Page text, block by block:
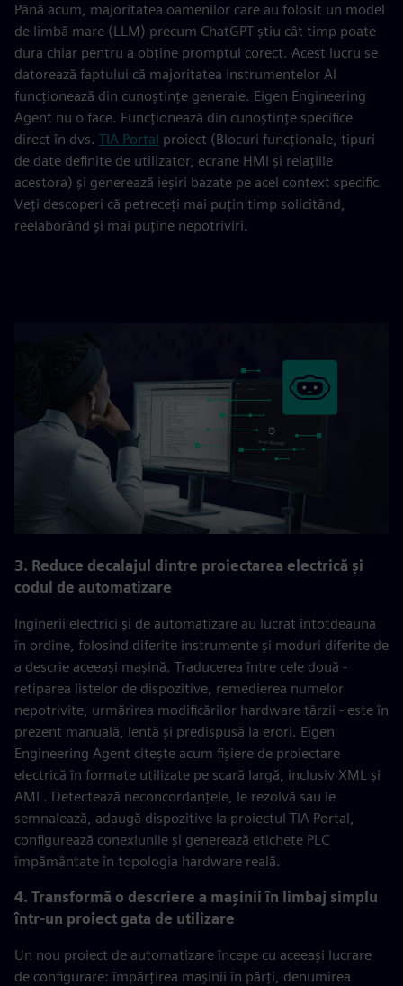
Până acum, majoritatea oamenilor care au folosit un model
de limbă mare (LLM) precum ChatGPT știu cât timp poate
dura chiar pentru a obține promptul corect. Acest lucru se
datorează faptului că majoritatea instrumentelor AI
funcționează din cunoștințe generale. Eigen Engineering
Agent nu o face. Funcționează din cunoștințe specifice
direct în dvs. TIA Portal proiect (Blocuri funcționale, tipuri
de date definite de utilizator, ecrane HMI și relațiile
acestora) și generează ieșiri bazate pe acel context specific.
Veți descoperi că petreceți mai puțin timp solicitând,
reelaborând și mai puține nepotriviri.
3. Reduce decalajul dintre proiectarea electrică și
codul de automatizare
Inginerii electrici și de automatizare au lucrat întotdeauna
în ordine, folosind diferite instrumente și moduri diferite de
a descrie aceeași mașină. Traducerea între cele două -
retiparea listelor de dispozitive, remedierea numelor
nepotrivite, urmărirea modificărilor hardware târzii - este în
prezent manuală, lentă și predispusă la erori. Eigen
Engineering Agent citește acum fișiere de proiectare
electrică în formate utilizate pe scară largă, inclusiv XML și
AML. Detectează neconcordanțele, le rezolvă sau le
semnalează, adaugă dispozitive la proiectul TIA Portal,
configurează conexiunile și generează etichete PLC
împământate în topologia hardware reală.
4. Transformă o descriere a mașinii în limbaj simplu
într-un proiect gata de utilizare
Un nou proiect de automatizare începe cu aceeași lucrare
de configurare: împărțirea mașinii în părți, denumirea